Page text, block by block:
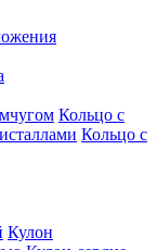
Кольцо с
Кольцо с
Кулон